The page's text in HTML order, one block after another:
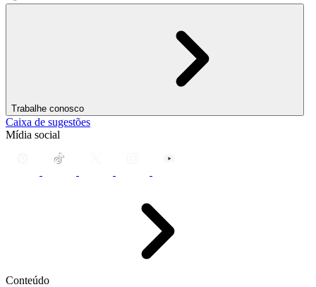
Trabalhe conosco
Caixa de sugestões
Mídia social
Conteúdo